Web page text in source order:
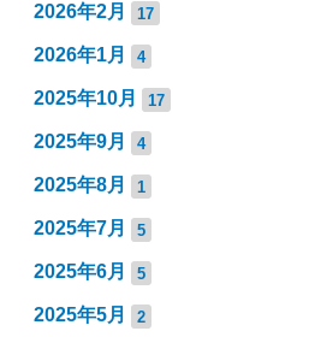
2026年2月 17
2026年1月 4
2025年10月 17
2025年9月 4
2025年8月 1
2025年7月 5
2025年6月 5
2025年5月 2